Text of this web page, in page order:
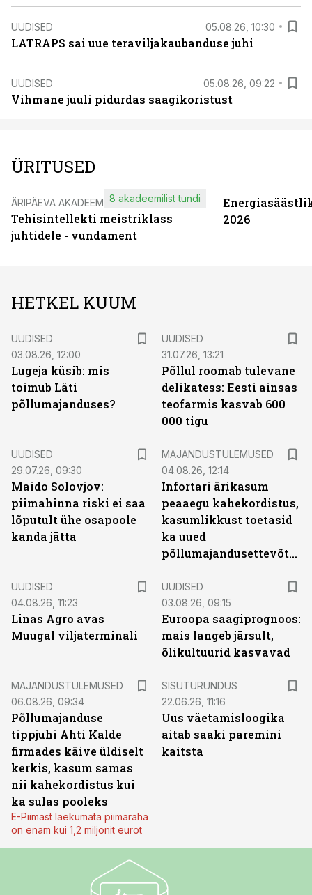
UUDISED 05.08.26, 10:30
LATRAPS sai uue teraviljakaubanduse juhi
UUDISED 05.08.26, 09:22
Vihmane juuli pidurdas saagikoristust
ÜRITUSED
ÄRIPÄEVA AKADEEMIA
Tehisintellekti meistriklass
juhtidele - vundament
8 akadeemilist tundi
2026
HETKEL KUUM
UUDISED
03.08.26, 12:00
Lugeja küsib: mis
toimub Läti
põllumajanduses?
UUDISED
31.07.26, 13:21
Põllul roomab tulevane
delikatess: Eesti ainsas
teofarmis kasvab 600
000 tigu
UUDISED
29.07.26, 09:30
Maido Solovjov:
piimahinna riski ei saa
lõputult ühe osapoole
kanda jätta
MAJANDUSTULEMUSED
04.08.26, 12:14
Infortari ärikasum
peaaegu kahekordistus,
kasumlikkust toetasid
ka uued
põllumajandusettevõtted
UUDISED
04.08.26, 11:23
Linas Agro avas
Muugal viljaterminali
UUDISED
03.08.26, 09:15
Euroopa saagiprognoos:
mais langeb järsult,
õlikultuurid kasvavad
MAJANDUSTULEMUSED
06.08.26, 09:34
Põllumajanduse
tippjuhi Ahti Kalde
firmades käive üldiselt
kerkis, kasum samas
nii kahekordistus kui
ka sulas pooleks
E-Piimast laekumata piimaraha
on enam kui 1,2 miljonit eurot
SISUTURUNDUS
22.06.26, 11:16
Uus väetamisloogika
aitab saaki paremini
kaitsta